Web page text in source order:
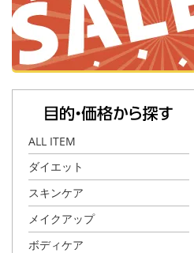
ALL ITEM
ダイエット
スキンケア
メイクアップ
ボディケア